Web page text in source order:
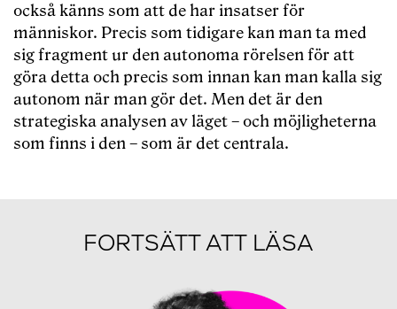
också känns som att de har insatser för
människor. Precis som tidigare kan man ta med
sig fragment ur den autonoma rörelsen för att
göra detta och precis som innan kan man kalla sig
autonom när man gör det. Men det är den
strategiska analysen av läget – och möjligheterna
som finns i den – som är det centrala.
FORTSÄTT ATT LÄSA